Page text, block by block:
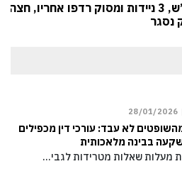
נהג במהירות של 236 קמ”ש, 3 ניידות ומסוק רדפו אחריו, חצה
נסגר
28/01/2026
לא עבד: עורכי דין מכפילים
בבינה מלאכותית
מעלות שאלות מטרידות לגבי…